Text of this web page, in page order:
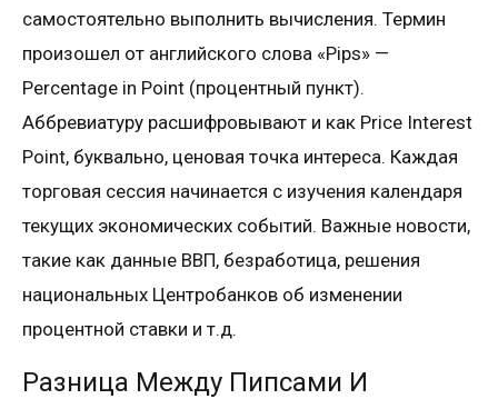
самостоятельно выполнить вычисления. Термин
произошел от английского слова «Pips» —
Percentage in Point (процентный пункт).
Аббревиатуру расшифровывают и как Price Interest
Point, буквально, ценовая точка интереса. Каждая
торговая сессия начинается с изучения календаря
текущих экономических событий. Важные новости,
такие как данные ВВП, безработица, решения
национальных Центробанков об изменении
процентной ставки и т.д.
Разница Между Пипсами И